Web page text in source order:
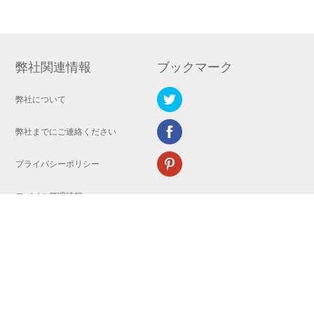
弊社関連情報
弊社について
弊社までにご連絡ください
プライバシーポリシー
モバイル管理情報
ブックマーク